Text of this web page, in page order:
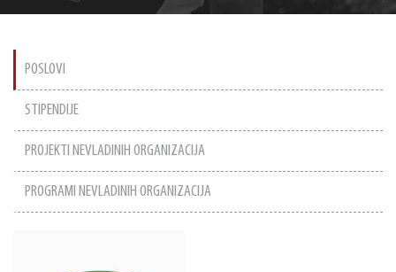
POSLOVI
STIPENDIJE
PROJEKTI NEVLADINIH ORGANIZACIJA
PROGRAMI NEVLADINIH ORGANIZACIJA